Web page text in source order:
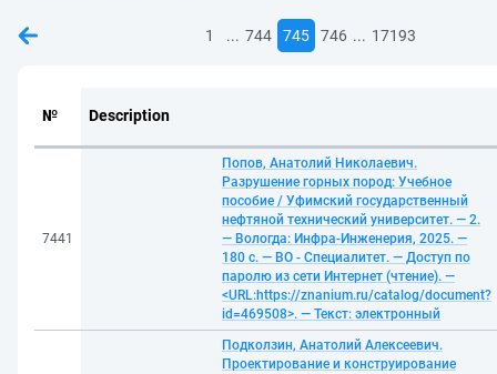
1 ... 744 745 746 ... 17193
№ Description
7441
Попов, Анатолий Николаевич.
Разрушение горных пород: Учебное
пособие / Уфимский государственный
нефтяной технический университет. — 2.
— Вологда: Инфра-Инженерия, 2025. —
180 с. — ВО - Специалитет. — Доступ по
паролю из сети Интернет (чтение). —
<URL:https://znanium.ru/catalog/document?
id=469508>. — Текст: электронный
Подколзин, Анатолий Алексеевич.
Проектирование и конструирование